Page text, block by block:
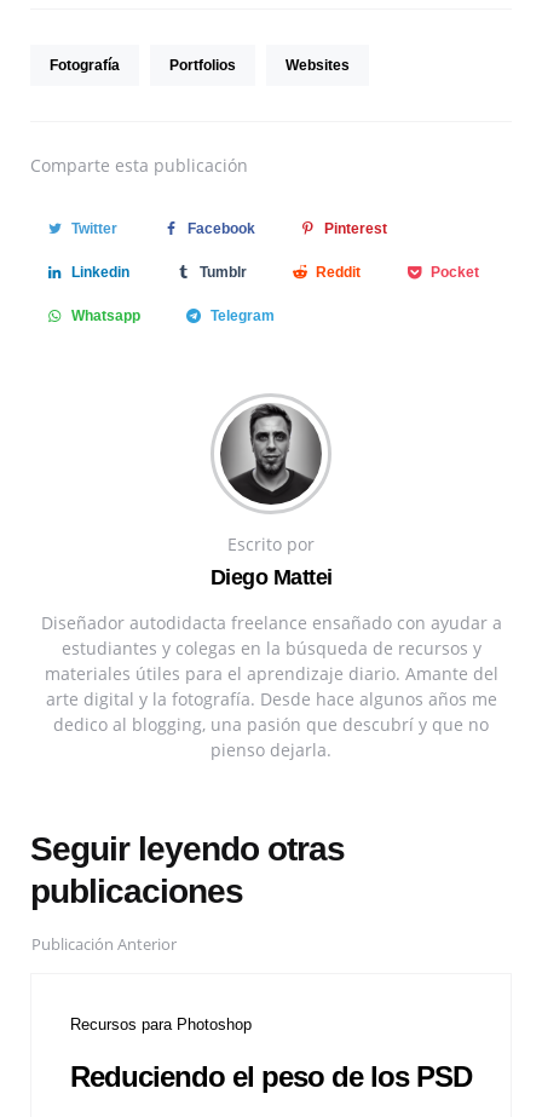
Fotografía Portfolios Websites
Comparte esta publicación
Twitter Facebook Pinterest
Linkedin Tumblr Reddit Pocket
Whatsapp Telegram
Escrito por
Diego Mattei
Diseñador autodidacta freelance ensañado con ayudar a
estudiantes y colegas en la búsqueda de recursos y
materiales útiles para el aprendizaje diario. Amante del
arte digital y la fotografía. Desde hace algunos años me
dedico al blogging, una pasión que descubrí y que no
pienso dejarla.
Seguir leyendo otras
publicaciones
Publicación Anterior
Recursos para Photoshop
Reduciendo el peso de los PSD